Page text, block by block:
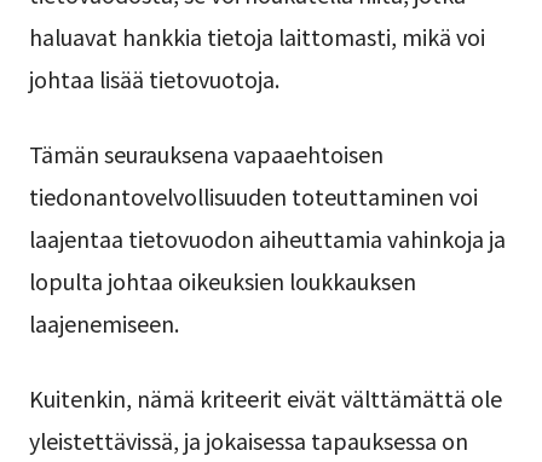
haluavat hankkia tietoja laittomasti, mikä voi
johtaa lisää tietovuotoja.
Tämän seurauksena vapaaehtoisen
tiedonantovelvollisuuden toteuttaminen voi
laajentaa tietovuodon aiheuttamia vahinkoja ja
lopulta johtaa oikeuksien loukkauksen
laajenemiseen.
Kuitenkin, nämä kriteerit eivät välttämättä ole
yleistettävissä, ja jokaisessa tapauksessa on